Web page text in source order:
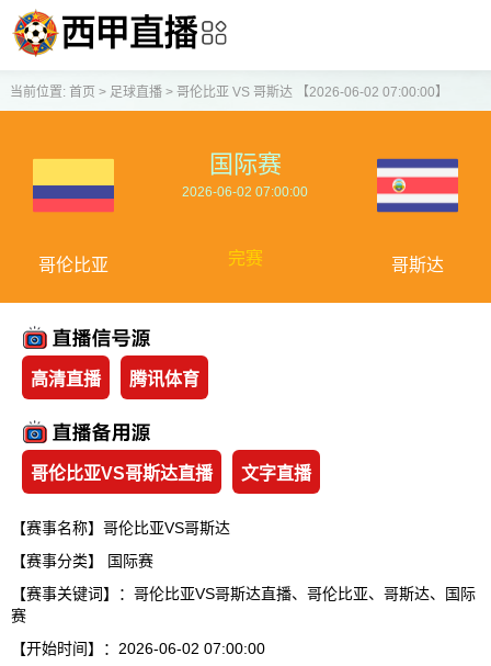
当前位置: 首页 > 足球直播> 哥伦比亚 VS 哥斯达 【2026-06-02 07:00:00】
哥伦比亚
国际赛
2026-06-02 07:00:00
完赛 哥斯达
高清直播 腾讯体育
哥伦比亚VS哥斯达直播 文字直播
【赛事名称】哥伦比亚VS哥斯达
【赛事分类】
国际赛
【赛事关键词】：哥伦比亚VS哥斯达直播、哥伦比亚、哥斯达、国际
赛
【开始时间】：2026-06-02 07:00:00